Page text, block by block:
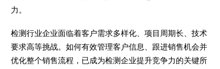
力。
检测行业企业面临着客户需求多样化、项目周期长、技术
要求高等挑战。如何有效管理客户信息、跟进销售机会并
优化整个销售流程，已成为检测企业提升竞争力的关键所